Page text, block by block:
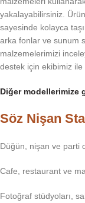
yakalayabilirsiniz.
sayesinde kolayca
arka fonlar ve sunum
malzemelerimizi
destek için ekibimiz
Diğer
Söz Nişan
Düğün, nişan ve parti
Cafe, restaurant ve
Fotoğraf stüdyoları,